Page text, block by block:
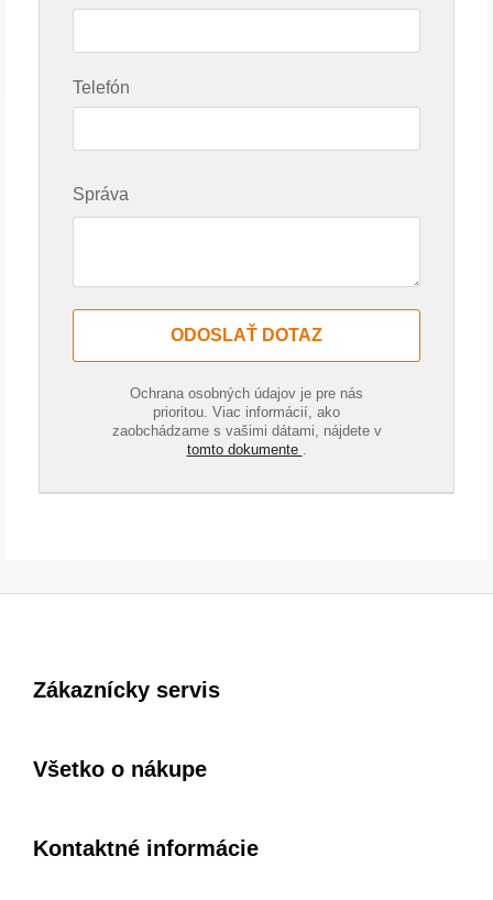
Telefón
Správa
ODOSLAŤ DOTAZ
Ochrana osobných údajov je pre nás
prioritou. Viac informácií, ako
zaobchádzame s vašimi dátami, nájdete v
tomto dokumente
Zákaznícky servis
Všetko o nákupe
Kontaktné informácie